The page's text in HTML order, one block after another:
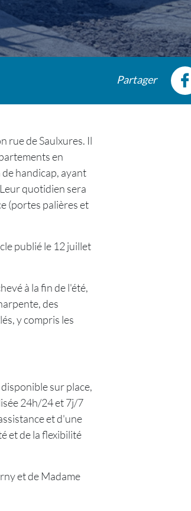
Partager
rue de Saulxures. Il
en
handicap, ayant
quotidien sera
(portes palières et
publié le 12 juillet
à la fin de l'été,
des
y compris les
sur place,
24h/24 et 7j/7
et d'une
et de la flexibilité
et de Madame